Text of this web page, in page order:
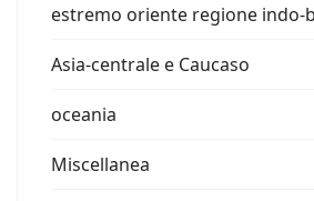
estremo oriente regione indo-
Asia-centrale e Caucaso
oceania
Miscellanea